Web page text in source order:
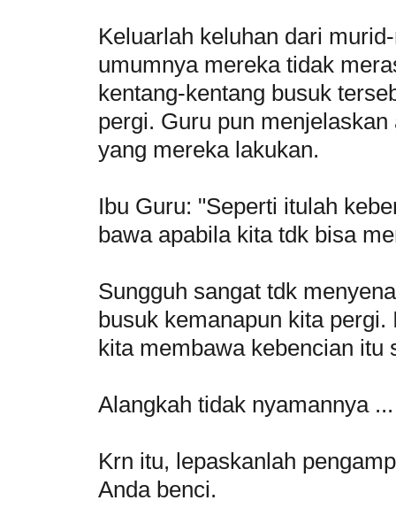
Keluarlah keluhan dari
umumnya mereka tidak
kentang-kentang busuk
pergi. Guru pun
yang mereka lakukan.
Ibu Guru: "Seperti itulah
bawa apabila kita tdk bisa
Sungguh sangat tdk
busuk kemanapun kita
kita membawa kebencian itu
Alangkah tidak nyamannya ...
Krn itu, lepaskanlah
Anda benci.